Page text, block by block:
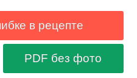
в рецепте
PDF без фото